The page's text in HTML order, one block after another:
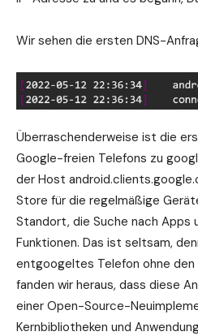
Wir sehen die ersten DNS-
Überraschenderweise ist die
Google-freien Telefons zu
der Host
Store für die regelmäßige
Standort, die Suche nach Apps
Funktionen. Das ist seltsam,
entgoogeltes Telefon ohne
fanden wir heraus, dass diese
einer Open-Source-
Kernbibliotheken und